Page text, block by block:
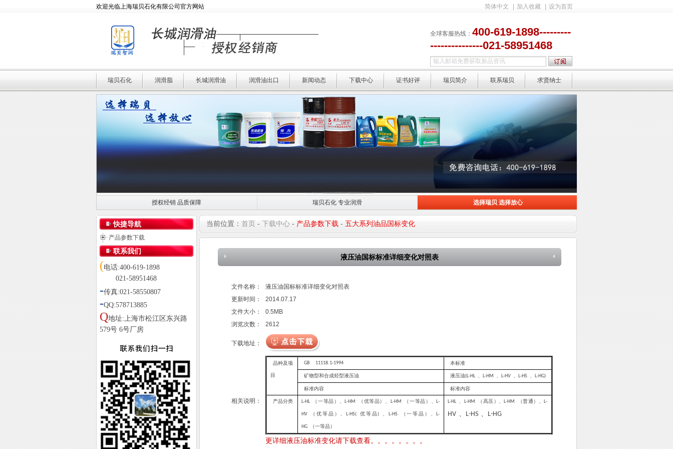
简体中文 加入收藏 设为首页
欢迎光临上海瑞贝石化有限公司官方网站
全球客服热线： 400-619-1898---------
---------------021-58951468
瑞贝石化 润滑脂 长城润滑油 润滑油出口 新闻动态 下载中心 证书好评 瑞贝简介 联系瑞贝 求贤纳士
授权经销 品质保障
授权经销 品质保障
瑞贝石化 专业润滑
瑞贝石化 专业润滑
选择瑞贝 选择放心
选择瑞贝 选择放心
快捷导航
产品参数下载
联系我们
(电话:400-619-1898
021-58951468
-传真:021-58550807
-QQ:578713885
Q地址:上海市松江区东兴路
579号 6号厂房
当前位置： 首页 - 下载中心 - 产品参数下载 - 五大系列油品国标变化
液压油国标标准详细变化对照表
文件名称：
液压油国标标准详细变化对照表
更新时间：
2014.07.17
文件大小：
0.5MB
浏览次数：
2612
下载地址：
相关说明：
品种及项
目
GB 11118.1-1994 本标准
矿物型和合成烃型液压油 液压油(L-HL L-HM L-HV L-HS L-HG)
标准内容 标准内容
产品分类 L-HL （一等品）、L-HM （优等品）、 L-HM （一等品）、L-
HV （优等品）、L-HS( 优等品) L-HS （一等品）、L-
HG （一等品）
L-HL L-HM （高压）、L-HM （普通）、L-
HV 、 L-HS 、 L-HG
更详细液压油标准变化请下载查看。。。。。。。。